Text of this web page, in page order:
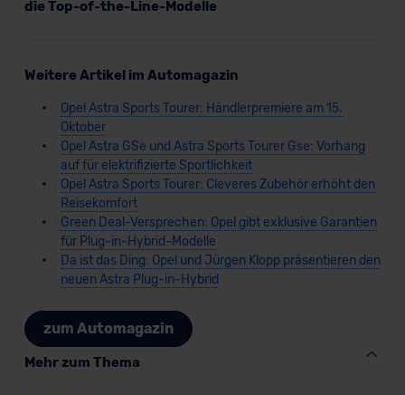
Datenschutzerklärung |Impressum
die Top-of-the-Line-Modelle
Weitere Artikel im Automagazin
Opel Astra Sports Tourer: Händlerpremiere am 15.
Oktober
Opel Astra GSe und Astra Sports Tourer Gse: Vorhang
auf für elektrifizierte Sportlichkeit
Opel Astra Sports Tourer: Cleveres Zubehör erhöht den
Reisekomfort
Green Deal-Versprechen: Opel gibt exklusive Garantien
für Plug-in-Hybrid-Modelle
Da ist das Ding: Opel und Jürgen Klopp präsentieren den
neuen Astra Plug-in-Hybrid
zum Automagazin
Mehr zum Thema